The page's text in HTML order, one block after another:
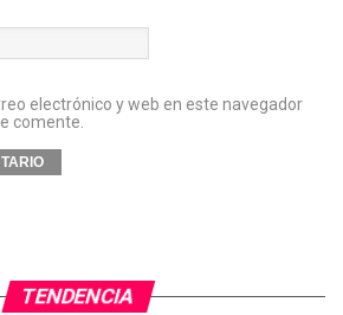
electrónico y web en este navegador
comente.
TENDENCIA